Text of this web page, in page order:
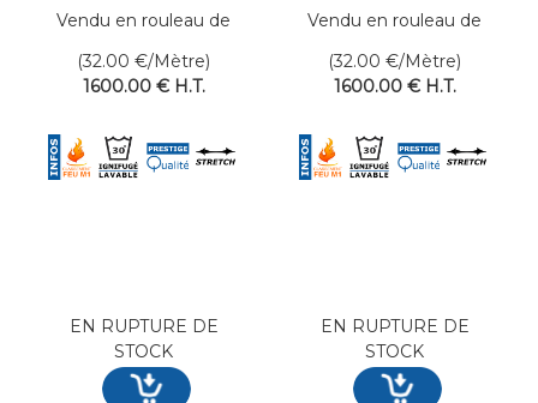
Vendu en rouleau de
(32.00 €/Mètre)
1600.00 € H.T.
EN RUPTURE DE
STOCK
Vendu en rouleau de
(32.00 €/Mètre)
1600.00 € H.T.
EN RUPTURE DE
STOCK